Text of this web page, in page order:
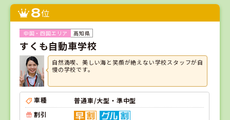
8位
高知県
すくも自動車学校
自然満喫、美しい海と笑顔が絶えない学校スタッフが自
慢の学校です。
車種
普通車/大型・準中型
割引